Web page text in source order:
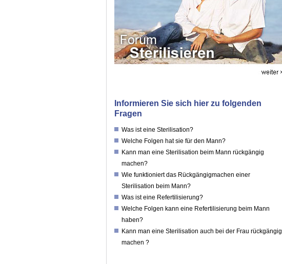
Informieren Sie sich hier zu folgenden
Fragen
Was ist eine Sterilisation?
Welche Folgen hat sie für den Mann?
Kann man eine Sterilisation beim Mann rückgängig
machen?
Wie funktioniert das Rückgängigmachen einer
Sterilisation beim Mann?
Was ist eine Refertilisierung?
Welche Folgen kann eine Refertilisierung beim Mann
haben?
Kann man eine Sterilisation auch bei der Frau rückgängig
machen ?